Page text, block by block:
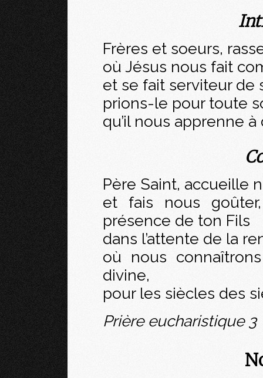
Frères et soeurs,
où Jésus nous fait
et se fait serviteur de
prions-le pour toute
qu’il nous apprenne
Père Saint, accueille
et fais nous
présence de ton Fils
dans l’attente de la
où nous
divine,
pour les siècles des
Prière eucharistique 3